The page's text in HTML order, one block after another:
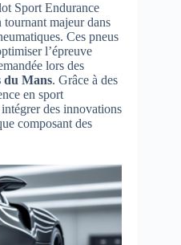
Sport Endurance
majeur dans
Ces pneus
l’épreuve
lors des
du Mans. Grâce à des
en sport
des innovations
composant des